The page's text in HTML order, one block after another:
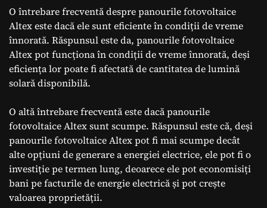
O întrebare frecventă despre panourile fotovoltaice
Altex este dacă ele sunt eficiente în condiții de vreme
înnorată. Răspunsul este da, panourile fotovoltaice
Altex pot funcționa în condiții de vreme înnorată, deși
eficiența lor poate fi afectată de cantitatea de lumină
solară disponibilă.
O altă întrebare frecventă este dacă panourile
fotovoltaice Altex sunt scumpe. Răspunsul este că, deși
panourile fotovoltaice Altex pot fi mai scumpe decât
alte opțiuni de generare a energiei electrice, ele pot fi o
investiție pe termen lung, deoarece ele pot economisiți
bani pe facturile de energie electrică și pot crește
valoarea proprietății.